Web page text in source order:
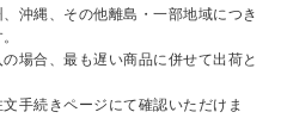
沖縄、その他離島・一部地域につき
場合、最も遅い商品に併せて出荷と
手続きページにて確認いただけま